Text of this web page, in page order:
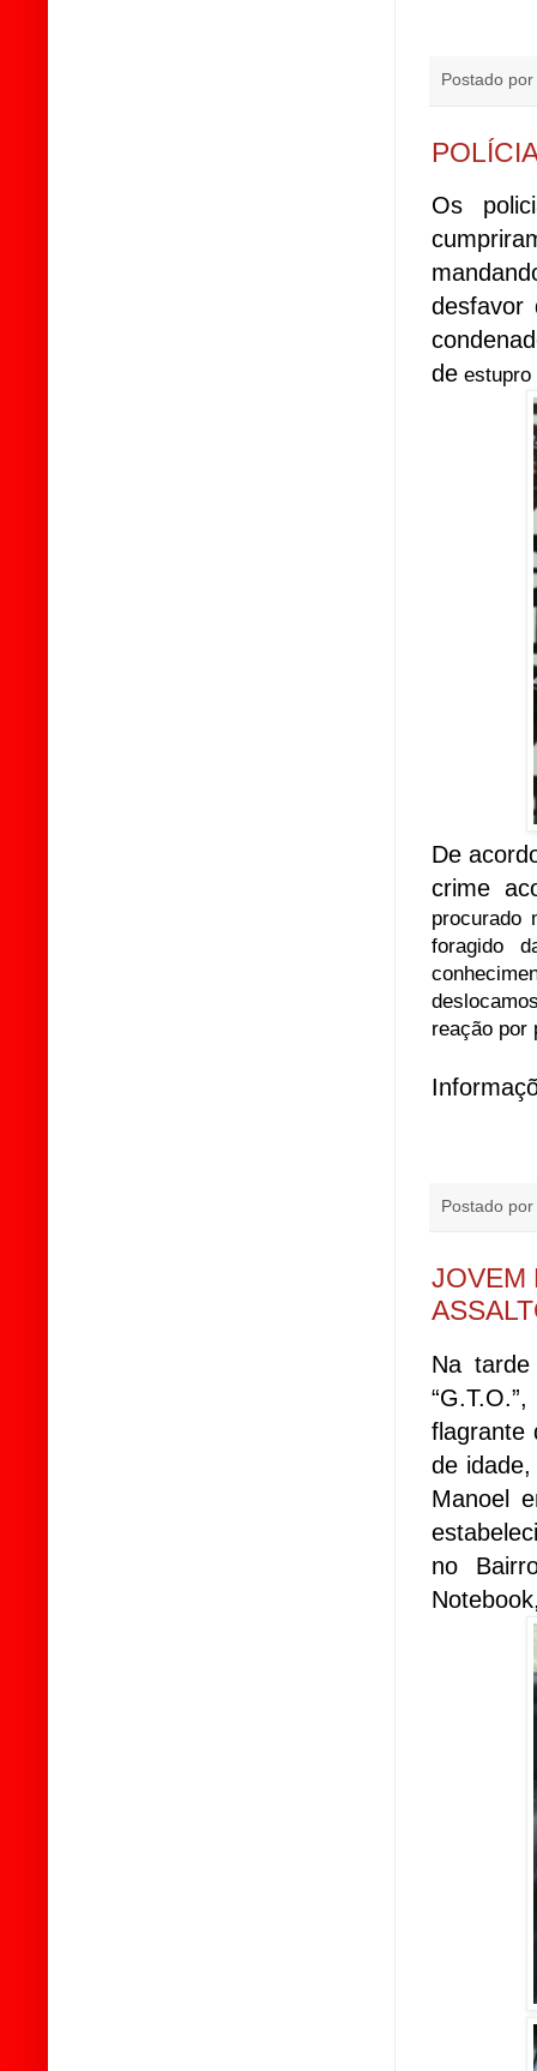
Postado por
Os
de estupro
De
crime
procurado
foragido
reação por
Postado por
JOVEM
Na
flagrante
de
Manoel
no